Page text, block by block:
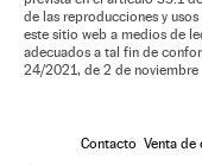
de las reproducciones y
este sitio web a medios de
adecuados a tal fin de
24/2021, de 2 de noviembre
Contacto Venta de